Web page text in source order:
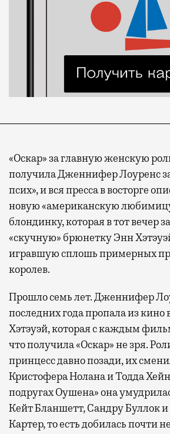
«Оскар» за главную женскую
получила Дженнифер Лоуренс
псих», и вся пресса в восторге
новую «американскую
блондинку, которая в тот вечер
«скучную» брюнетку Энн
игравшую сплошь примерных
королев.
Прошло семь лет. Дженнифер
последних года пропала из кино
Хэтэуэй, которая с каждым
что получила «Оскар» не зря.
принцесс давно позади, их
Кристофера Нолана и Тодда
подругах Оушена» она
Кейт Бланшетт, Сандру Буллок
Картер, то есть добилась почти